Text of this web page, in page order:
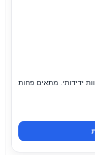
ידידותי. מתאים פחות